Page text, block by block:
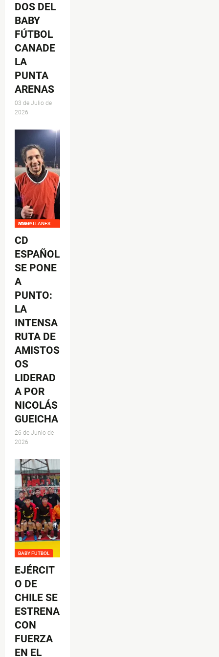
DOS DEL
BABY
FÚTBOL
CANADE
LA
PUNTA
ARENAS
03 de Julio de
2026
ANFA MAGALLANES
CD
ESPAÑOL
SE PONE
A
PUNTO:
LA
INTENSA
RUTA DE
AMISTOS
OS
LIDERAD
A POR
NICOLÁS
GUEICHA
26 de Junio de
2026
BABY FUTBOL
EJÉRCIT
O DE
CHILE SE
ESTRENA
CON
FUERZA
EN EL